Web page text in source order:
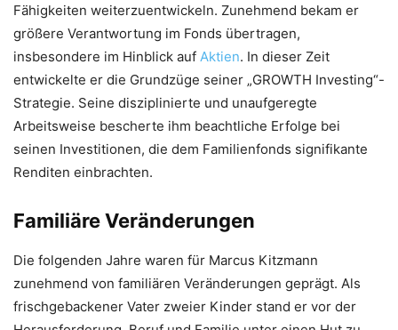
Fähigkeiten weiterzuentwickeln. Zunehmend bekam er
größere Verantwortung im Fonds übertragen,
insbesondere im Hinblick auf Aktien. In dieser Zeit
entwickelte er die Grundzüge seiner „GROWTH Investing“-
Strategie. Seine disziplinierte und unaufgeregte
Arbeitsweise bescherte ihm beachtliche Erfolge bei
seinen Investitionen, die dem Familienfonds signifikante
Renditen einbrachten.
Familiäre Veränderungen
Die folgenden Jahre waren für Marcus Kitzmann
zunehmend von familiären Veränderungen geprägt. Als
frischgebackener Vater zweier Kinder stand er vor der